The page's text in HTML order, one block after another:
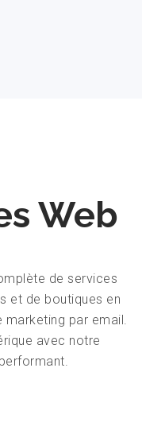
Web
de services
et de boutiques en
par email.
avec notre